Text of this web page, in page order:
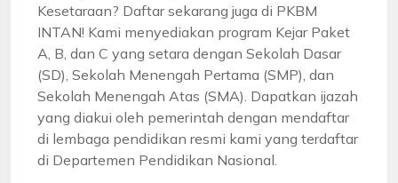
Kesetaraan? Daftar sekarang juga di PKBM
INTAN! Kami menyediakan program Kejar Paket
A, B, dan C yang setara dengan Sekolah Dasar
(SD), Sekolah Menengah Pertama (SMP), dan
Sekolah Menengah Atas (SMA). Dapatkan ijazah
yang diakui oleh pemerintah dengan mendaftar
di lembaga pendidikan resmi kami yang terdaftar
di Departemen Pendidikan Nasional.